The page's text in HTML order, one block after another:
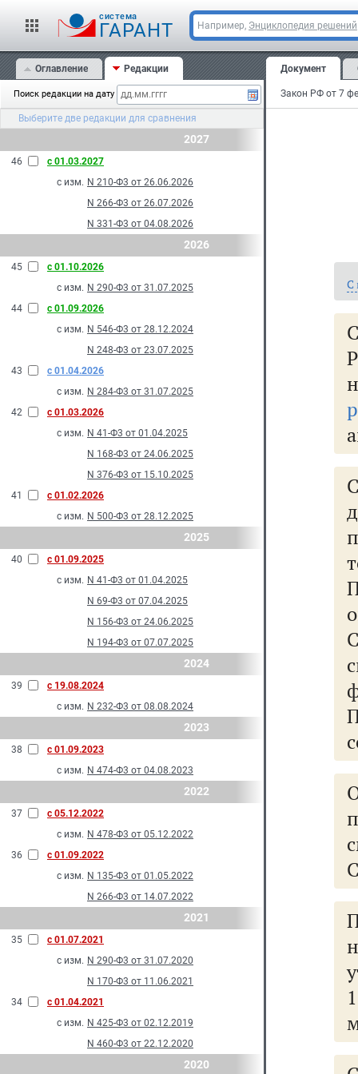
cистема
ГАРАНТ Например, Энциклопедия решений
Оглавление Редакции
Поиск редакции на дату
Выберите две редакции для сравнения
2027
46
с 01.03.2027
с изм. N 210-Ф3 от 26.06.2026
N 266-Ф3 от 26.07.2026
N 331-Ф3 от 04.08.2026
2026
45
с 01.10.2026
с изм. N 290-Ф3 от 31.07.2025
44
с 01.09.2026
с изм. N 546-Ф3 от 28.12.2024
N 248-Ф3 от 23.07.2025
43
с 01.04.2026
с изм. N 284-Ф3 от 31.07.2025
42
с 01.03.2026
с изм. N 41-Ф3 от 01.04.2025
N 168-Ф3 от 24.06.2025
N 376-Ф3 от 15.10.2025
41
с 01.02.2026
с изм. N 500-Ф3 от 28.12.2025
2025
40
с 01.09.2025
с изм. N 41-Ф3 от 01.04.2025
N 69-Ф3 от 07.04.2025
N 156-Ф3 от 24.06.2025
N 194-Ф3 от 07.07.2025
2024
39
с 19.08.2024
с изм. N 232-Ф3 от 08.08.2024
2023
38
с 01.09.2023
с изм. N 474-Ф3 от 04.08.2023
2022
37
с 05.12.2022
с изм. N 478-Ф3 от 05.12.2022
36
с 01.09.2022
с изм. N 135-Ф3 от 01.05.2022
N 266-Ф3 от 14.07.2022
2021
35
с 01.07.2021
с изм. N 290-Ф3 от 31.07.2020
N 170-Ф3 от 11.06.2021
34
с 01.04.2021
с изм. N 425-Ф3 от 02.12.2019
N 460-Ф3 от 22.12.2020
2020
Документ
С